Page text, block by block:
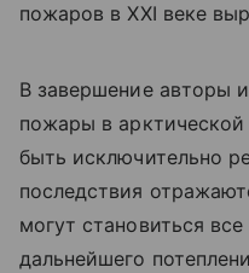
пожаров в XXI веке
В завершение авторы
пожары в
быть исключительно
последствия
могут становиться
дальнейшего